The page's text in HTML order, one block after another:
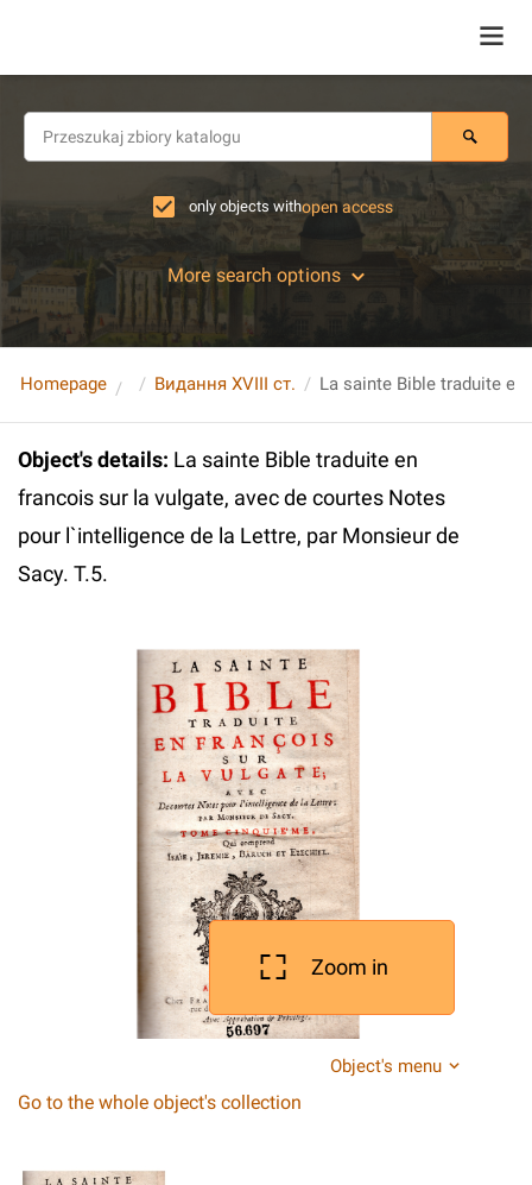
only objects withopen access
More search options
Homepage Видання XVIII ст.
Object's details: La sainte Bible traduite en
francois sur la vulgate, avec de courtes Notes
pour l`intelligence de la Lettre, par Monsieur de
Sacy. T.5.
Zoom in
Object's menu
Go to the whole object's collection